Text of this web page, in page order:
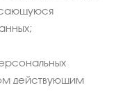
действующим